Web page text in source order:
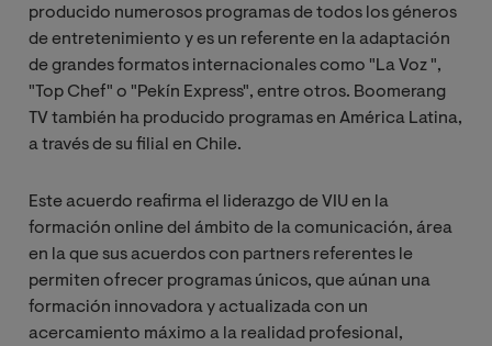
producido numerosos programas de todos los géneros
de entretenimiento y es un referente en la adaptación
de grandes formatos internacionales como "La Voz ",
"Top Chef" o "Pekín Express", entre otros. Boomerang
TV también ha producido programas en América Latina,
a través de su filial en Chile.
Este acuerdo reafirma el liderazgo de VIU en la
formación online del ámbito de la comunicación, área
en la que sus acuerdos con partners referentes le
permiten ofrecer programas únicos, que aúnan una
formación innovadora y actualizada con un
acercamiento máximo a la realidad profesional,